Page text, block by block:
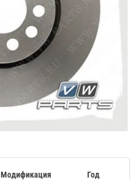
Модификация Год